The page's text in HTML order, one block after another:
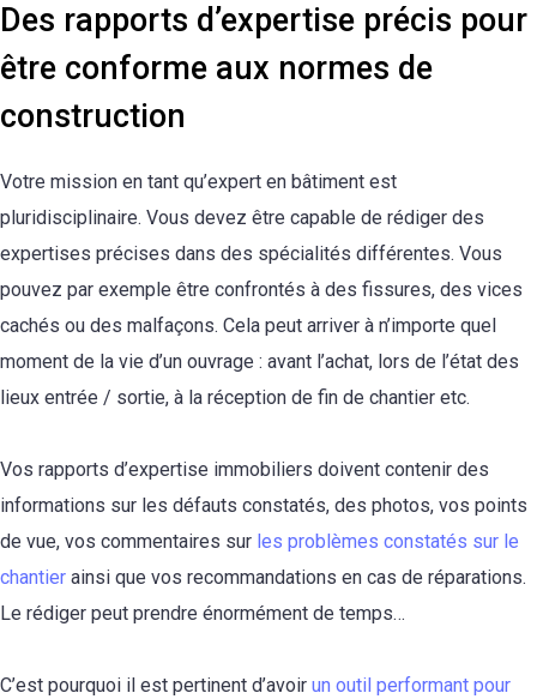
Des rapports d’expertise précis pour
être conforme aux normes de
construction
Votre mission en tant qu’expert en bâtiment est
pluridisciplinaire. Vous devez être capable de rédiger des
expertises précises dans des spécialités différentes. Vous
pouvez par exemple être confrontés à des fissures, des vices
cachés ou des malfaçons. Cela peut arriver à n’importe quel
moment de la vie d’un ouvrage : avant l’achat, lors de l’état des
lieux entrée / sortie, à la réception de fin de chantier etc.
Vos rapports d’expertise immobiliers doivent contenir des
informations sur les défauts constatés, des photos, vos points
de vue, vos commentaires sur les problèmes constatés sur le
chantier ainsi que vos recommandations en cas de réparations.
Le rédiger peut prendre énormément de temps…
C’est pourquoi il est pertinent d’avoir un outil performant pour